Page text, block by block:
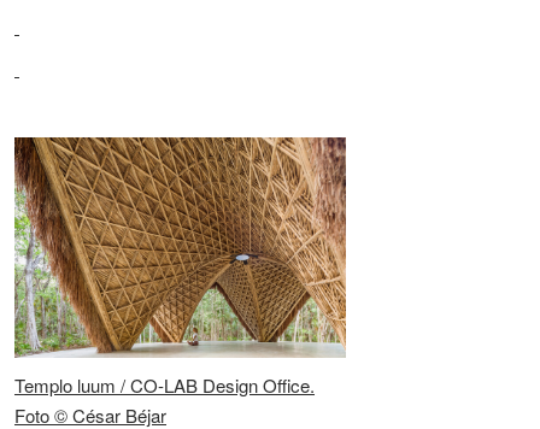
Templo luum / CO-LAB Design Office.
Foto © César Béjar